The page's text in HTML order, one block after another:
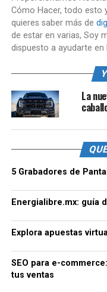
Cómo Hacer, todo esto
quieres saber más de
de estar en varias, Soy
dispuesto a ayudarte en
La
5 Grabadores de
Energialibre.mx: guía
Explora apuestas
SEO para e-
tus ventas